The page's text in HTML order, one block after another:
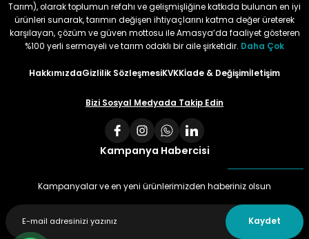
Tarım), olarak toplumun refahı ve gelişmişliğine katkıda bulunan en iyi
ürünleri sunarak, tarımın değişen ihtiyaçlarını katma değer üreterek
karşılayan, çözüm ve güven mottosu ile Amasya’da faaliyet gösteren
%100 yerli sermayeli ve tarım odaklı bir aile şirketidir. Daha Çok
HakkımızdaGizlilik SözleşmesiKVKKİade & Değişimİletişim
Bizi Sosyal Medyada Takip Edin
Kampanya Habercisi
Kampanyalar ve en yeni ürünlerimizden haberiniz olsun
Kaydet